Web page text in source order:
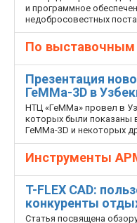
и программное
недобросовестных
По выставочным
Презентация
ГеММа-3D в
НТЦ «ГеММа» провел в
которых были показаны
ГеММа-3D и некоторых
Инструменты
T-FLEX CAD:
конкуренты
Статья посвящена